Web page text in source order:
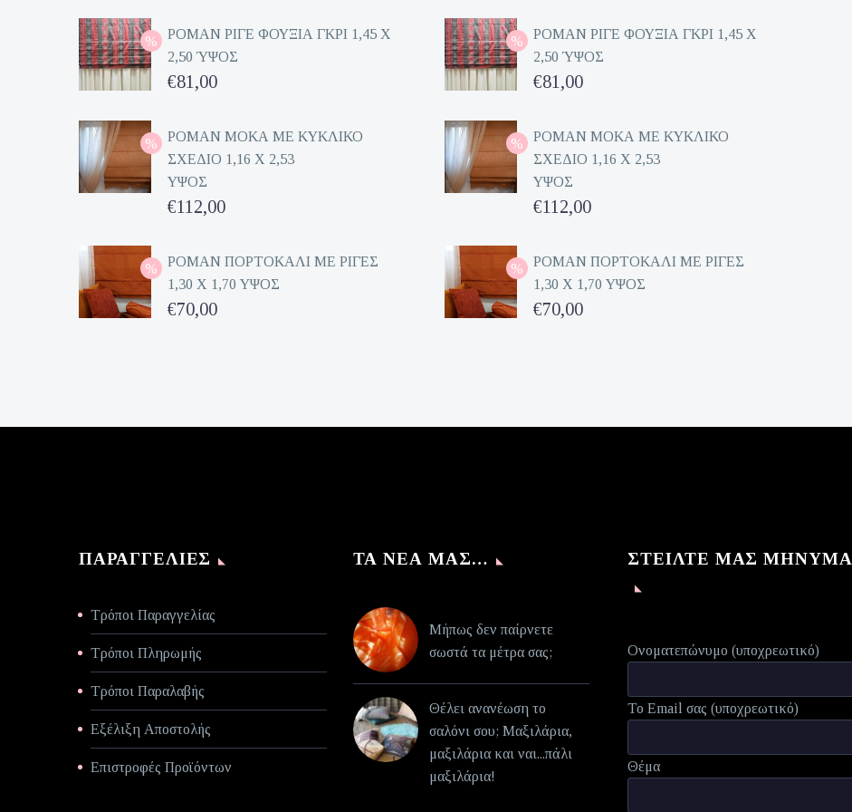
ΡΟΜΑΝ ΡΙΓΕ ΦΟΥΞΙΑ ΓΚΡΙ 1,45 Χ
2,50 ΎΨΟΣ
Original
was:
€162,00.
€81,00
τρέχουσα
τιμή
είναι:
€81,00.
ΡΟΜΑΝ ΜΟΚΑ ΜΕ ΚΥΚΛΙΚΟ
ΣΧΕΔΙΟ 1,16 Χ 2,53
ΥΨΟΣ
Original
was:
€224,00.
€112,00
τρέχουσα
τιμή
είναι:
ΡΟΜΑΝ ΠΟΡΤΟΚΑΛΙ ΜΕ ΡΙΓΕΣ
1,30 Χ 1,70 ΥΨΟΣ
Original
€70,00
ΡΟΜΑΝ ΡΙΓΕ ΦΟΥΞΙΑ ΓΚΡΙ 1,45 Χ
2,50 ΎΨΟΣ
Original
was:
€162,00.
€81,00
τρέχουσα
τιμή
είναι:
€81,00.
ΡΟΜΑΝ ΜΟΚΑ ΜΕ ΚΥΚΛΙΚΟ
ΣΧΕΔΙΟ 1,16 Χ 2,53
ΥΨΟΣ
Original
was:
€224,00.
€112,00
τρέχουσα
τιμή
είναι:
ΡΟΜΑΝ ΠΟΡΤΟΚΑΛΙ ΜΕ ΡΙΓΕΣ
1,30 Χ 1,70 ΥΨΟΣ
Original
€70,00
ΠΑΡΑΓΓΕΛΊΕΣ
Τρόποι Παραγγελίας
Τρόποι Πληρωμής
Τρόποι Παραλαβής
Εξέλιξη Αποστολής
Επιστροφές Προϊόντων
ΤΑ ΝΈΑ ΜΑΣ…
Μήπως δεν παίρνετε
σωστά τα μέτρα σας;
Θέλει ανανέωση το
σαλόνι σου; Μαξιλάρια,
μαξιλάρια και ναι...πάλι
μαξιλάρια!
ΣΤΕΊΛΤΕ ΜΑΣ ΜΉΝΥΜΑ
Ονοματεπώνυμο (υποχρεωτικό)
Το Email σας (υποχρεωτικό)
Θέμα